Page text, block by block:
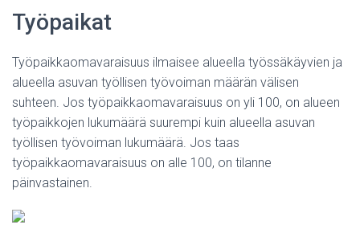
Työpaikat
Työpaikkaomavaraisuus ilmaisee alueella työssäkäyvien ja
alueella asuvan työllisen työvoiman määrän välisen
suhteen. Jos työpaikkaomavaraisuus on yli 100, on alueen
työpaikkojen lukumäärä suurempi kuin alueella asuvan
työllisen työvoiman lukumäärä. Jos taas
työpaikkaomavaraisuus on alle 100, on tilanne
päinvastainen.